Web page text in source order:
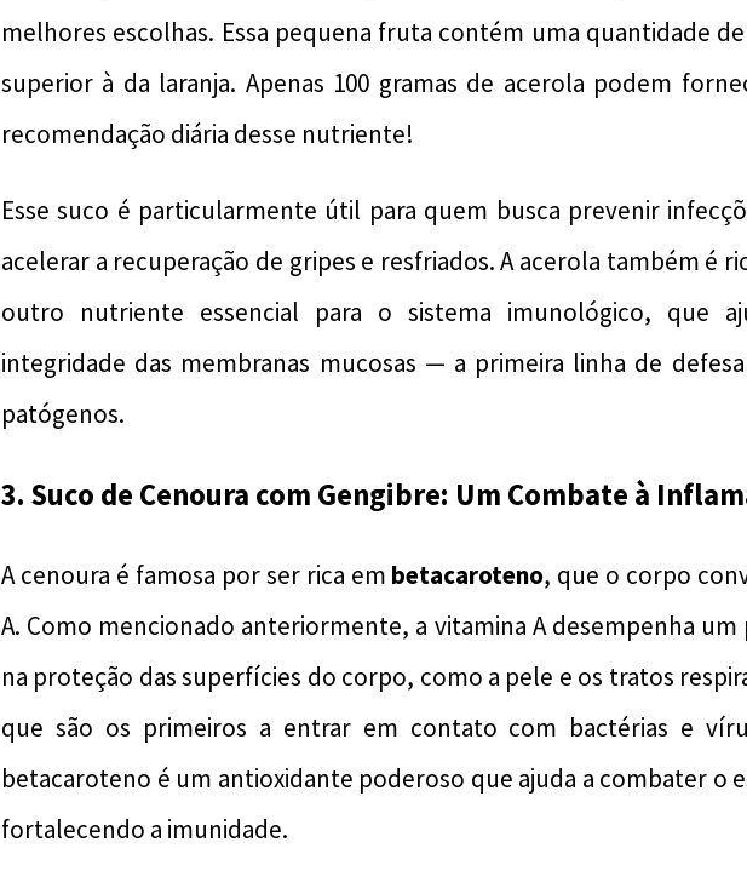
melhores escolhas. Essa pequena fruta contém uma quantidade
superior à da laranja. Apenas 100 gramas de acerola podem
recomendação diária desse nutriente!
Esse suco é particularmente útil para quem busca prevenir
acelerar a recuperação de gripes e resfriados. A acerola também é
outro nutriente essencial para o sistema imunológico, que
integridade das membranas mucosas — a primeira linha de
patógenos.
3. Suco de Cenoura com Gengibre: Um Combate à
A cenoura é famosa por ser rica em betacaroteno, que o corpo
A. Como mencionado anteriormente, a vitamina A desempenha
na proteção das superfícies do corpo, como a pele e os tratos
que são os primeiros a entrar em contato com bactérias e
betacaroteno é um antioxidante poderoso que ajuda a combater o
fortalecendo a imunidade.